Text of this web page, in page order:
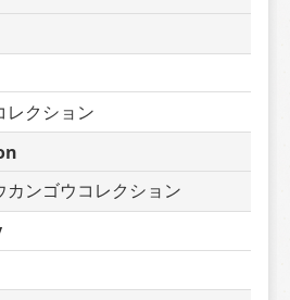
レクション
カンゴウコレクション